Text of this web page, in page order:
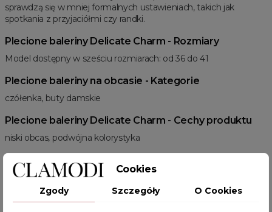
sprawdzą się w mniej formalnych ustawieniach, takich jak
spotkania z przyjaciółmi czy randki.
Plecione baleriny Delicate Charm - Rozmiary
Model dostępny w sześciu rozmiarach: od 36 do 41
Plecione baleriny na obcasie - Kategorie
czółenka, buty damskie
Plecione baleriny Delicate Charm - Cechy produktu
niski obcas, podwójna kolorystyka
Cookies
Zgody Szczegóły O Cookies